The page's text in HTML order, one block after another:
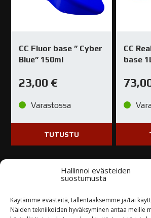
Hallinnoi evästeiden
suostumusta
Käytämme evästeitä, tallentaaksemme ja/tai
Näiden tekniikoiden hyväksyminen antaa meille
CC Fluor base ” Cyber
Blue” 150ml
23,00 €
Varastossa
TUTUSTU
CC
base
Kysy tuotteesta / ota